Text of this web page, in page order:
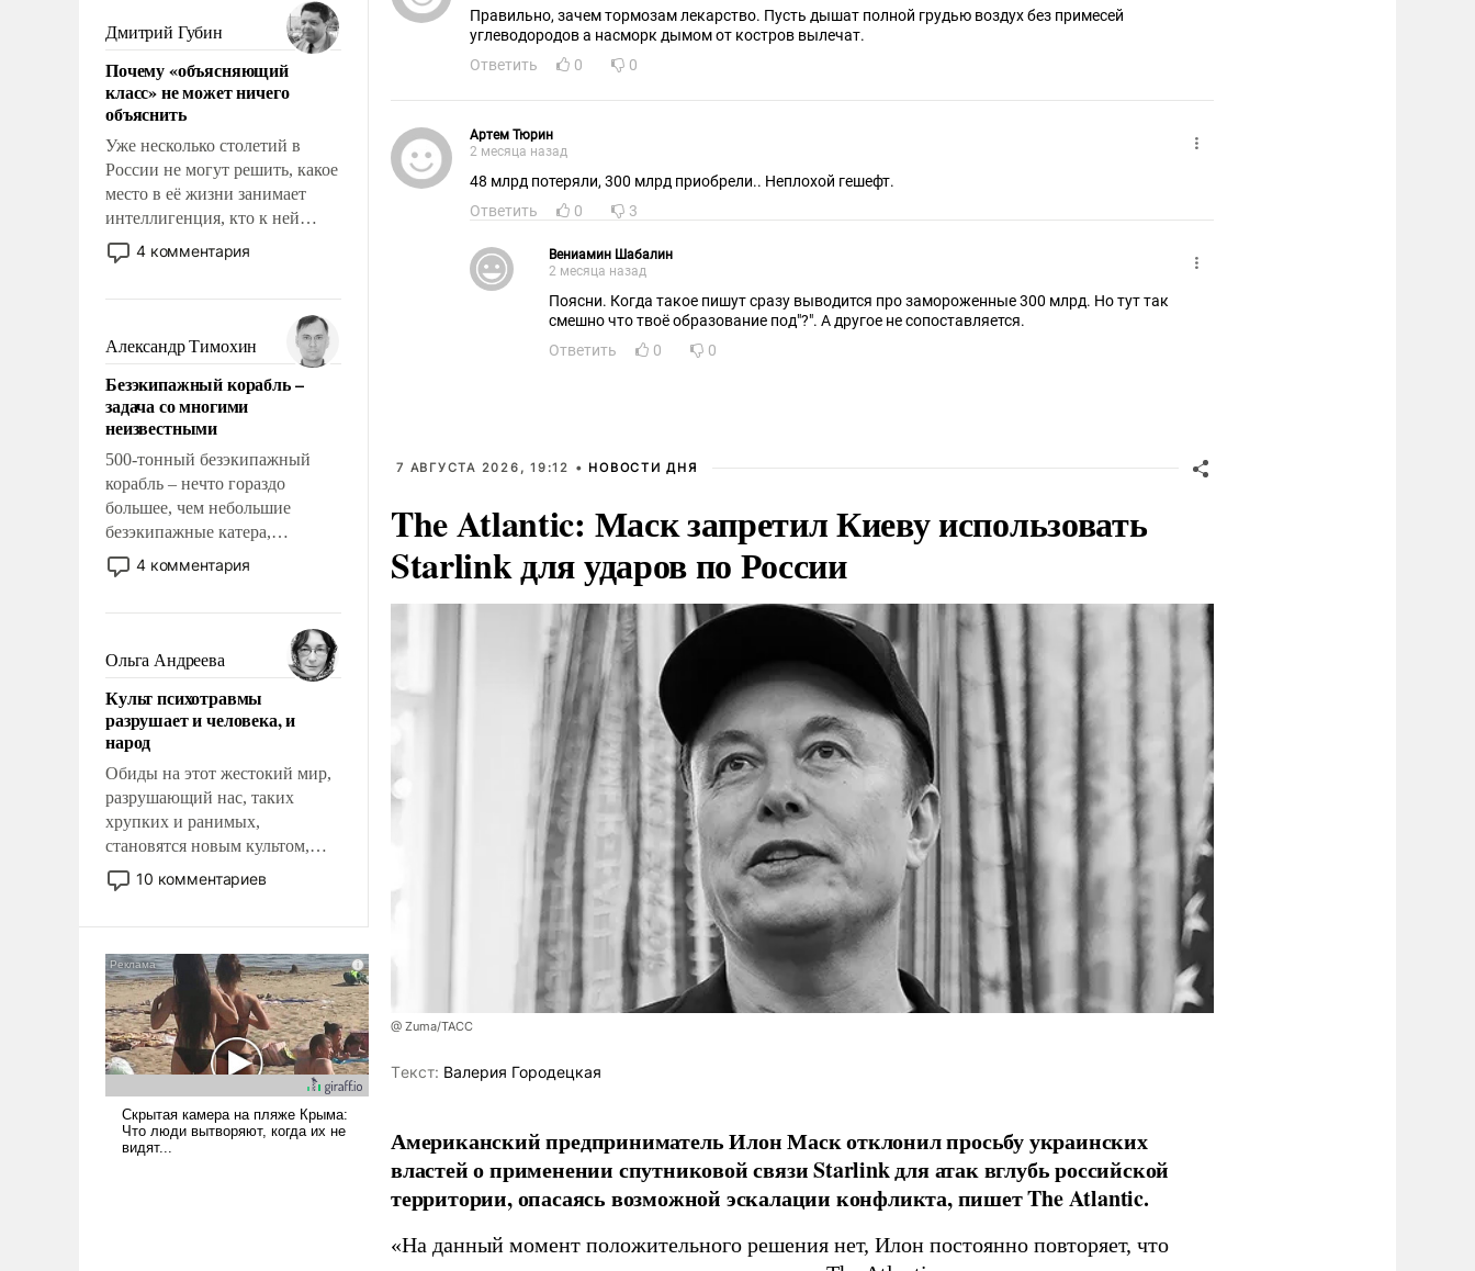
Дмитрий Губин
Почему «объясняющий
класс» не может ничего
объяснить
Уже несколько столетий в
России не могут решить, какое
место в её жизни занимает
интеллигенция, кто к ней
принадлежит, а кого из неё
исключили с правом
чем она отличается от просто
образованных людей. Иногда
казалось, что эти вопросы
решены раз и навсегда, но –
нет, не решены.
4 комментария
Александр Тимохин
Безэкипажный корабль –
задача со многими
неизвестными
500-тонный безэкипажный
корабль – нечто гораздо
большее, чем небольшие
безэкипажные катера,
применение которых уже
стало обыденностью. Задача по
сложна и амбициозна. Однако
и ее реализация радикально
поднимет наши боевые
возможности.
4 комментария
Ольга Андреева
Культ психотравмы
разрушает и человека, и
народ
Обиды на этот жестокий мир,
разрушающий нас, таких
хрупких и ранимых,
становятся новым культом,
постепенно вытесняя и
отменяя традиционное
ударами судьбы, брать на себя
ответственность, помогать
слабым, идти вперед и
адаптироваться.
10 комментариев
Правильно, зачем тормозам лекарство. Пусть дышат полной грудью воздух без примесей
углеводородов а насморк дымом от костров вылечат.
Ответить
0 0
Артем Тюрин
2 месяца назад
48 млрд потеряли, 300 млрд приобрели.. Неплохой гешефт.
Ответить
0 3
Вениамин Шабалин
2 месяца назад
Поясни. Когда такое пишут сразу выводится про замороженные 300 млрд. Но тут так
смешно что твоё образование под"?". А другое не сопоставляется.
Ответить
0 0
7 АВГУСТА 2026, 19:12 • НОВОСТИ ДНЯ
The Atlantic: Маск запретил Киеву использовать
Starlink для ударов по России
@ Zuma/ТАСС
Tекст: Валерия Городецкая
Американский предприниматель Илон Маск отклонил просьбу украинских
властей о применении спутниковой связи Starlink для атак вглубь российской
территории, опасаясь возможной эскалации конфликта, пишет The Atlantic.
«На данный момент положительного решения нет, Илон постоянно повторяет, что